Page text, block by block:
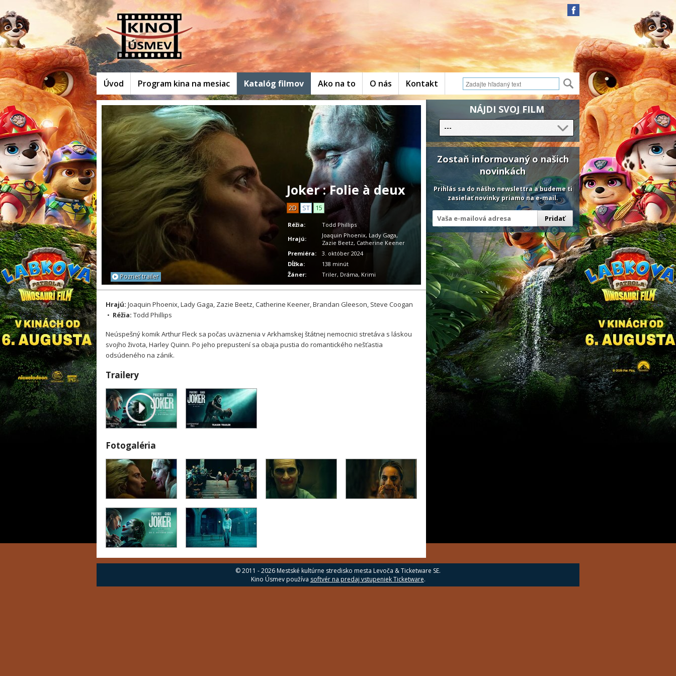
Úvod Program kina na mesiac Katalóg filmov Ako na to O nás Kontakt
Pozrieť trailer
Joker : Folie à deux
2D ST 15
Réžia:
Todd Phillips
Hrajú:
Joaquin Phoenix, Lady Gaga,
Zazie Beetz, Catherine Keener
Premiéra:
3. október 2024
Dĺžka:
138 minút
Žáner:
Triler, Dráma, Krimi
Hrajú: Joaquin Phoenix, Lady Gaga, Zazie Beetz, Catherine Keener, Brandan Gleeson, Steve Coogan
• Réžia: Todd Phillips
Neúspešný komik Arthur Fleck sa počas uväznenia v Arkhamskej štátnej nemocnici stretáva s láskou
svojho života, Harley Quinn. Po jeho prepustení sa obaja pustia do romantického nešťastia
odsúdeného na zánik.
Trailery
Fotogaléria
NÁJDI SVOJ FILM
---
Zostaň informovaný o našich
novinkách
Prihlás sa do nášho newslettra a budeme ti
zasielať novinky priamo na e-mail.
© 2011 - 2026 Mestské kultúrne stredisko mesta Levoča & Ticketware SE.
Kino Úsmev používa softvér na predaj vstupeniek Ticketware.